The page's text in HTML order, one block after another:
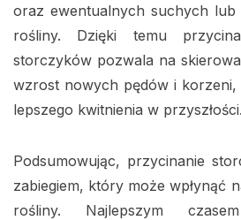
oraz ewentualnych suchych lub
rośliny. Dzięki temu
storczyków pozwala na
wzrost nowych pędów i
lepszego kwitnienia w przyszłości.
Podsumowując, przycinanie
zabiegiem, który może wpłynąć
rośliny. Najlepszym